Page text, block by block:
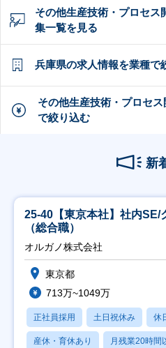
その他生産技術・プロセス
集一覧を見る
兵庫県の求人情報を業種で
その他生産技術・プロセ
で絞り込む
新
25-40【東京本社】社内SE/
（総合職）
オルガノ株式会社
東京都
713万~1049万
正社員採用 土日祝休み 休
産休・育休あり 月残業20時間